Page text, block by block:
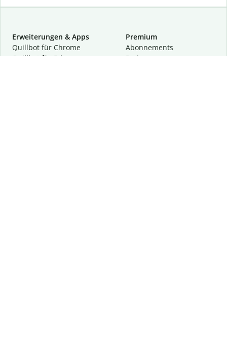
Erweiterungen & Apps
Quillbot für Chrome
Quillbot für Edge
Premium
Abon­ne­ments
Preise